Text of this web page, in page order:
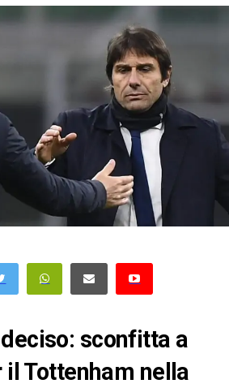
deciso: sconfitta a
Tottenham nella